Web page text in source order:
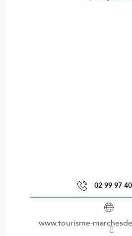
02 99 97 40
www.tourisme-